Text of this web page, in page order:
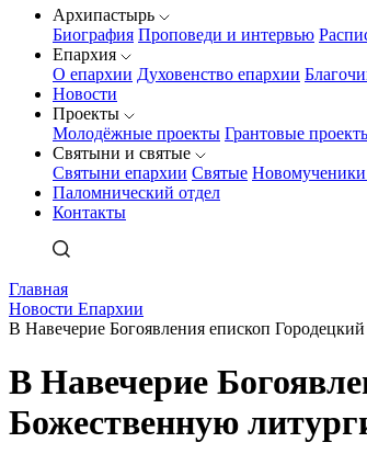
Архипастырь
Биография Проповеди и интервью
Епархия
О епархии Духовенство епархии
Новости
Проекты
Молодёжные проекты Грантовые
Святыни и святые
Святыни епархии Святые Новомученики
Паломнический отдел
Контакты
Главная
Новости Епархии
В Навечерие Богоявления епископ
В Навечерие
Божественную